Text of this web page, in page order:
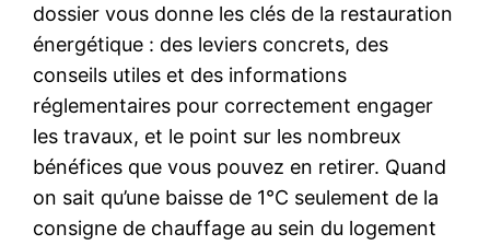
dossier vous donne les clés de la restauration
énergétique : des leviers concrets, des
conseils utiles et des informations
réglementaires pour correctement engager
les travaux, et le point sur les nombreux
bénéfices que vous pouvez en retirer. Quand
on sait qu’une baisse de 1°C seulement de la
consigne de chauffage au sein du logement